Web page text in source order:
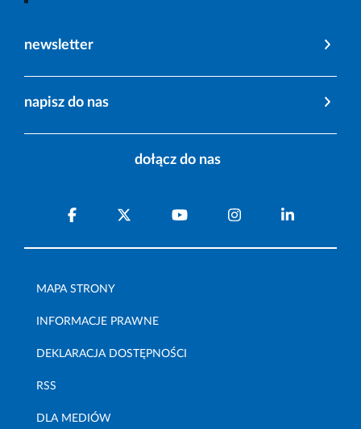
newsletter
napisz do nas
dołącz do nas
MAPA STRONY
INFORMACJE PRAWNE
DEKLARACJA DOSTĘPNOŚCI
RSS
DLA MEDIÓW